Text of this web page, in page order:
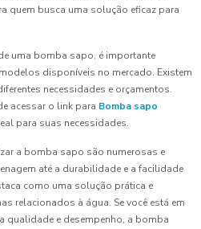
quem busca uma solução eficaz para
uma bomba sapo, é importante
disponíveis no mercado. Existem
necessidades e orçamentos.
acessar o link para Bomba sapo
para suas necessidades.
a bomba sapo são numerosas e
até a durabilidade e a facilidade
como uma solução prática e
relacionados à água. Se você está em
qualidade e desempenho, a bomba